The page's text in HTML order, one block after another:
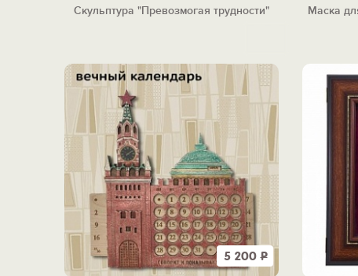
Скульптура "Превозмогая трудности" Маска
5 200Р